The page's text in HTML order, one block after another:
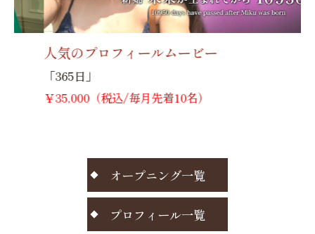
ールムービー
月先着10名）
人気のプロフィ
オープニング一覧
プロフィール一覧